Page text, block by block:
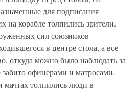
для подписания
на корабле толпились зрители.
сил союзников
в центре стола, а все
откуда можно было наблюдать за
офицерами и матросами.
толпились люди в